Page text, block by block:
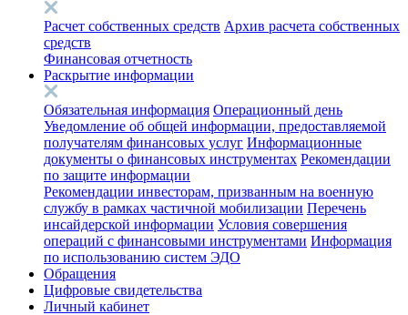
Расчет собственных средств Архив расчета собственных
средств
Финансовая отчетность
Раскрытие информации
Обязательная информация Операционный день
Уведомление об общей информации, предоставляемой
получателям финансовых услуг Информационные
документы о финансовых инструментах Рекомендации
по защите информации
Рекомендации инвесторам, призванным на военную
службу в рамках частичной мобилизации Перечень
инсайдерской информации Условия совершения
операций с финансовыми инструментами Информация
по использованию систем ЭДО
Обращения
Цифровые свидетельства
Личный кабинет